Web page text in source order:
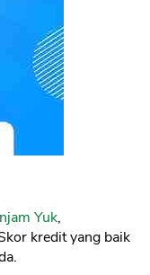
Yuk,
kredit yang baik